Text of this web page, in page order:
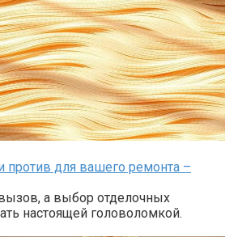
против для вашего ремонта –
а выбор отделочных
настоящей головоломкой.